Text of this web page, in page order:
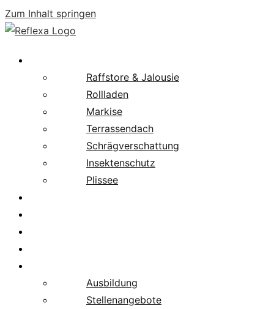
Zum Inhalt springen
Raffstore & Jalousie
Rollladen
Markise
Terrassendach
Schrägverschattung
Insektenschutz
Plissee
Ausbildung
Stellenangebote